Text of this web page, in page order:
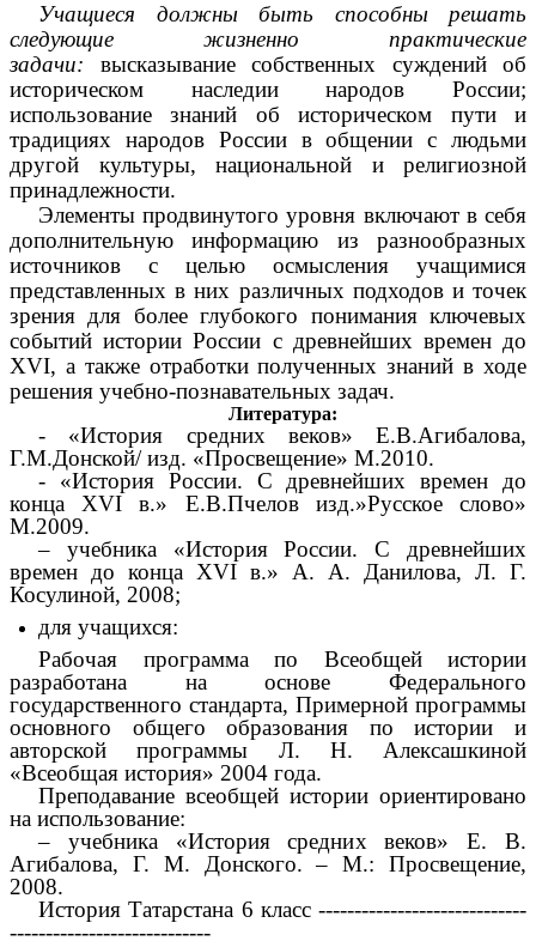
Учащиеся должны быть способны решать
следующие жизненно практические
задачи: высказывание собственных суждений об
историческом наследии народов России;
использование знаний об историческом пути и
традициях народов России в общении с людьми
другой культуры, национальной и религиозной
принадлежности.
Элементы продвинутого уровня включают в себя
дополнительную информацию из разнообразных
источников с целью осмысления учащимися
представленных в них различных подходов и точек
зрения для более глубокого понимания ключевых
событий истории России с древнейших времен до
XVI, а также отработки полученных знаний в ходе
решения учебно-познавательных задач.
Литература:
- «История средних веков» Е.В.Агибалова,
Г.М.Донской/ изд. «Просвещение» М.2010.
- «История России. С древнейших времен до
конца XVI в.» Е.В.Пчелов изд.»Русское слово»
М.2009.
– учебника «История России. С древнейших
времен до конца XVI в.» А. А. Данилова, Л. Г.
Косулиной, 2008;
для учащихся:
Рабочая программа по Всеобщей истории
разработана на основе Федерального
государственного стандарта, Примерной программы
основного общего образования по истории и
авторской программы Л. Н. Алексашкиной
«Всеобщая история» 2004 года.
Преподавание всеобщей истории ориентировано
на использование:
– учебника «История средних веков» Е. В.
Агибалова, Г. М. Донского. – М.: Просвещение,
2008.
История Татарстана 6 класс -----------------------------
----------------------------